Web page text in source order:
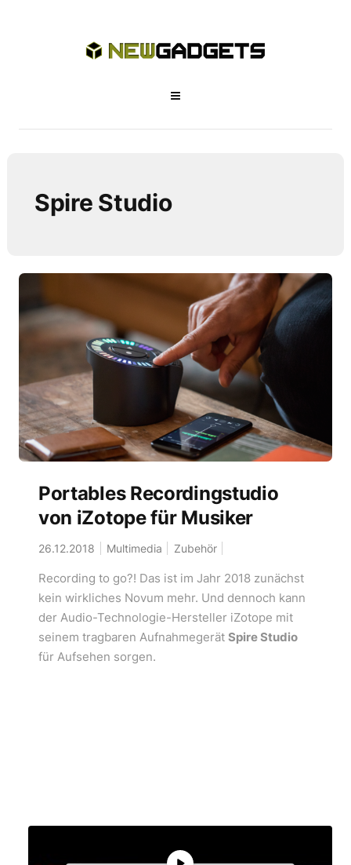
Spire Studio
Portables Recordingstudio
von iZotope für Musiker
26.12.2018 Multimedia Zubehör
Recording to go?! Das ist im Jahr 2018 zunächst
kein wirkliches Novum mehr. Und dennoch kann
der Audio-Technologie-Hersteller iZotope mit
seinem tragbaren Aufnahmegerät Spire Studio
für Aufsehen sorgen.